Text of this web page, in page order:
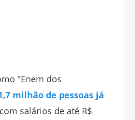
"Enem dos
milhão de pessoas já
salários de até R$